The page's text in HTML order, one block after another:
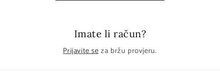
Imate li račun?
Prijavite seza bržu provjeru.